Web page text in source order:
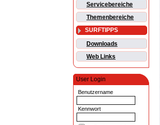
Servicebereiche
Themenbereiche
SURFTIPPS
Downloads
Web Links
User Login
Benutzername
Kennwort